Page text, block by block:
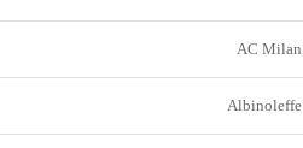
AC Milan
Albinoleffe